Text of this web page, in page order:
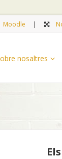
Moodle
nosaltres